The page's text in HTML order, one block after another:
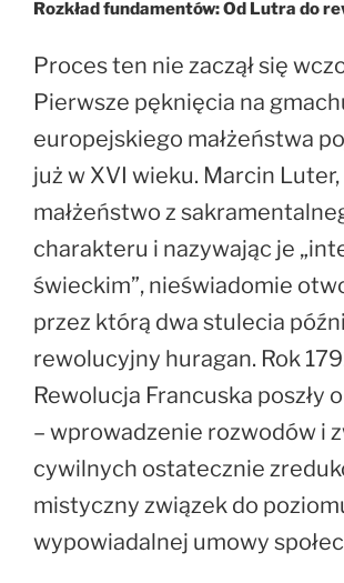
Rozkład fundamentów: Od Lutra do
Proces ten nie zaczął się
Pierwsze pęknięcia na
europejskiego małżeństwa
już w XVI wieku. Marcin
małżeństwo z
charakteru i nazywając je
świeckim”, nieświadomie
przez którą dwa stulecia
rewolucyjny huragan. Rok
Rewolucja Francuska poszły
– wprowadzenie rozwodów i
cywilnych ostatecznie
mistyczny związek do
wypowiadalnej umowy